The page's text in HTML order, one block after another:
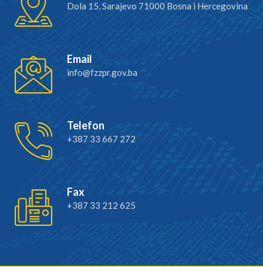
Dola 15, Sarajevo 71000 Bosna i Hercegovina
Email
info@fzzpr.gov.ba
Telefon
+387 33 667 272
Fax
+387 33 212 625